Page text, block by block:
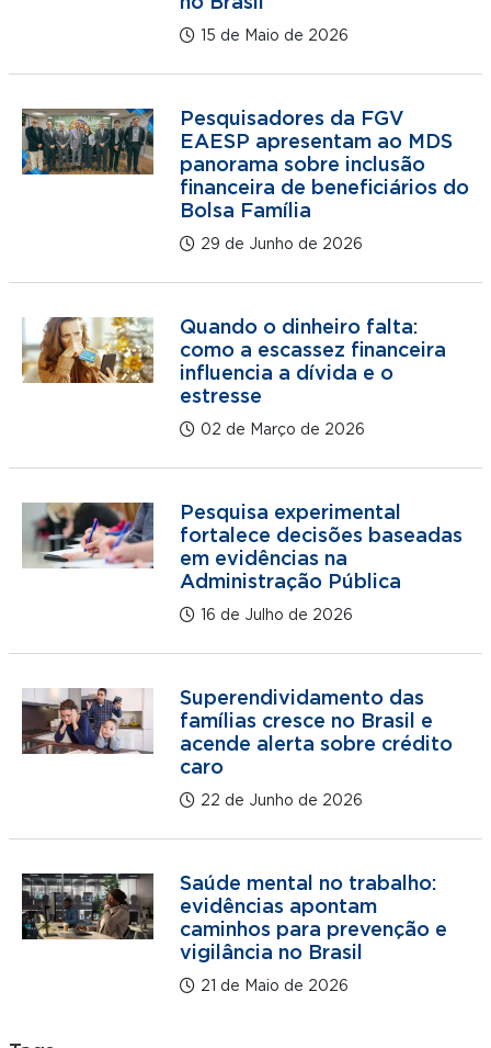
15 de Maio de 2026
Pesquisadores da FGV
EAESP apresentam ao MDS
panorama sobre inclusão
financeira de beneficiários do
Bolsa Família
29 de Junho de 2026
Quando o dinheiro falta:
como a escassez financeira
influencia a dívida e o
estresse
02 de Março de 2026
Pesquisa experimental
fortalece decisões baseadas
em evidências na
Administração Pública
16 de Julho de 2026
Superendividamento das
famílias cresce no Brasil e
acende alerta sobre crédito
caro
22 de Junho de 2026
Saúde mental no trabalho:
evidências apontam
caminhos para prevenção e
vigilância no Brasil
21 de Maio de 2026